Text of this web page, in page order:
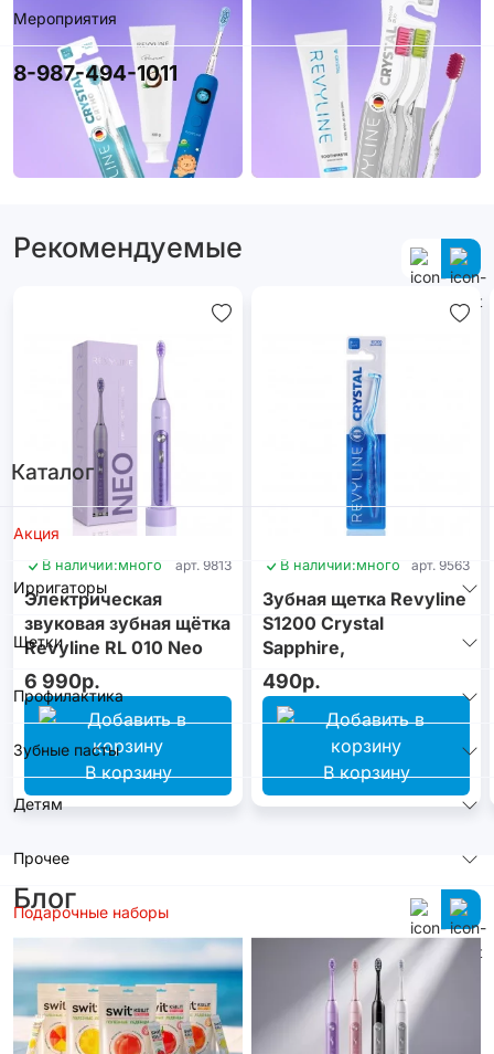
Мероприятия
8-987-494-1011
Каталог
Акция
Ирригаторы
Щетки
Профилактика
Зубные пасты
Детям
Прочее
Подарочные наборы
Рекомендуемые
В наличии:много арт. 9813
Электрическая
звуковая зубная щётка
Revyline RL 010 Neo
Violet
6 990р.
В корзину
В наличии:много арт. 9563
Зубная щетка Revyline
S1200 Crystal
Sapphire,
монопучковая
490р.
В корзину
Блог